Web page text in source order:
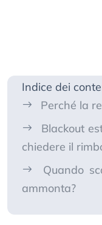
Indice dei
Perché la
Blackout
chiedere il
Quando
ammonta?